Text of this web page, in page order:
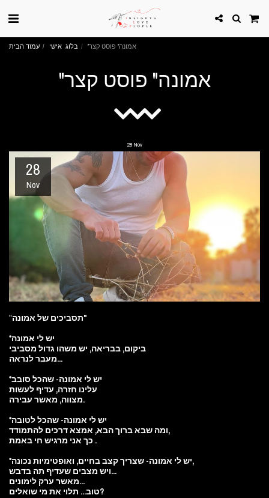
עמוד הבית בלוג אישי "אמונה" פוסט קצר
"אמונה" פוסט קצר
28 Nov
28
Nov
"
תסביכים של אמונה"
*יש לי אמונה
ביקום, בבריאה, יש משהו גדול מסביבי
מעבר לנראה...
*יש לי אמונה- שהכל סובב
עלינו חזרה, עדיף לעשות
מצווה, מאשר עבירה.
*יש לי אמונה- שהכל לטובה
ומה שבא ברוך הבא, אמצא דרכים להתמודד,
כך אני מרגיש חי באמת .
*יש לי אמונה- שצריך קצב בחיים, ואופטימיות נכונה,
ויש מצבים שעדיף תה בדבש...
מאשר ערק לימונים...
טוב... תלוי את מי שואלים?